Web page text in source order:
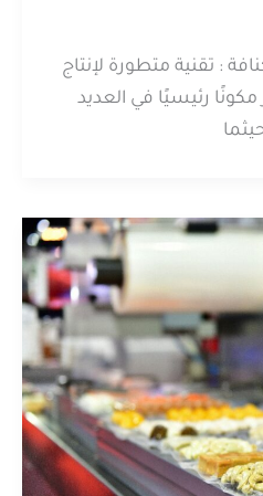
: تقنية متطورة لإنتاج
مكونًا رئيسيًا في العديد